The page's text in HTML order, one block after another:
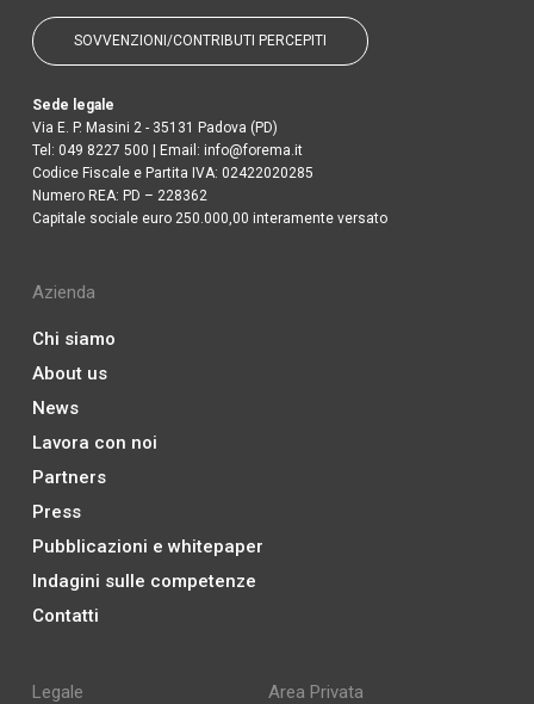
SOVVENZIONI/CONTRIBUTI PERCEPITI
Sede legale
Via E. P. Masini 2 - 35131 Padova (PD)
Tel: 049 8227 500 | Email: info@forema.it
Codice Fiscale e Partita IVA: 02422020285
Numero REA: PD – 228362
Capitale sociale euro 250.000,00 interamente versato
Azienda
Chi siamo
About us
News
Lavora con noi
Partners
Press
Pubblicazioni e whitepaper
Indagini sulle competenze
Contatti
Legale
Area Privata